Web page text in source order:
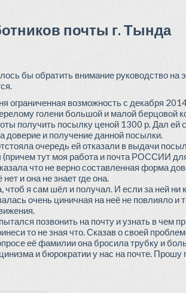
почты г. Тында
бы обратить внимание руководство
ограниченная возможность с декабря
голени большой и малой берцовой
получить посылку ценой 1300 р. Дал ей
и получение данной посылки.
очередь ей отказали в выдачи
тут моя работа и почта РОССИИ
что не верно составленная форма
и она не знает где она.
чтоб я сам шёл и получал. И если за ней ни
очень циничная на неё не повлияло
позвонить на почту и узнать в
то не зная что. Сказав о своей
её фамилии она бросила трубку и
и бюрократии у нас на почте.